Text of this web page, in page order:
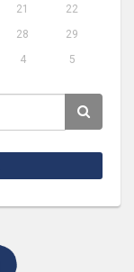
21
22
28
29
4 5